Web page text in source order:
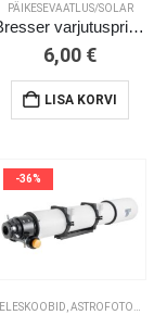
PÄIKESEVAATLUS/SOLAR
Bresser varjutusprillid B
6,00 €
LISA KORVI
-36%
,ASTROFOTOGRAAFIA